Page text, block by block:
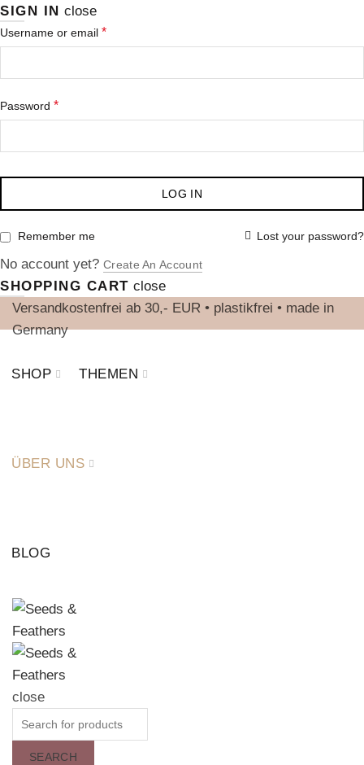
SIGN IN close
Username or email *Erforderlich
Password *Erforderlich
LOG IN
Lost your password?
Remember me
No account yet? Create An Account
SHOPPING CART close
Versandkostenfrei ab 30,- EUR • plastikfrei • made in
Germany
SHOP THEMEN
ÜBER UNS
BLOG
close
SEARCH